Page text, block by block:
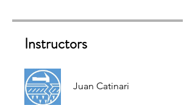
Instructors
Juan Catinari